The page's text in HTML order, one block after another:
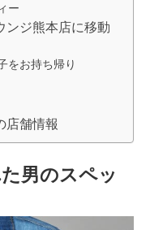
ー
ンジ熊本店に移動
をお持ち帰り
店舗情報
男のスペッ